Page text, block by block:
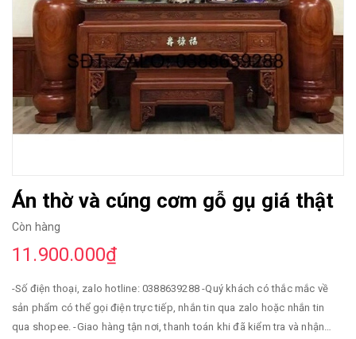
Án thờ và cúng cơm gỗ gụ giá thật
Còn hàng
11.900.000₫
-Số điện thoại, zalo hotline: 0388639288 -Quý khách có thắc mắc về
sản phẩm có thể gọi điện trực tiếp, nhắn tin qua zalo hoặc nhắn tin
qua shopee. -Giao hàng tận nơi, thanh toán khi đã kiểm tra và nhận